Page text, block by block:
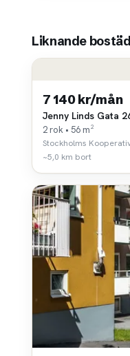
Liknande
7 140 kr/mån
Jenny Linds Gata
2 rok • 56 m²
Stockholms
~5,0 km bort